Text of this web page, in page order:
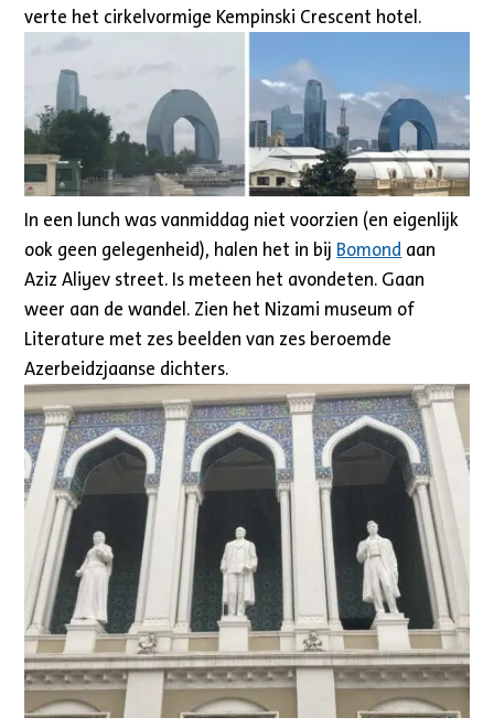
verte het cirkelvormige Kempinski Crescent hotel.
In een lunch was vanmiddag niet voorzien (en eigenlijk
ook geen gelegenheid), halen het in bij Bomond aan
Aziz Aliyev street. Is meteen het avondeten. Gaan
weer aan de wandel. Zien het Nizami museum of
Literature met zes beelden van zes beroemde
Azerbeidzjaanse dichters.